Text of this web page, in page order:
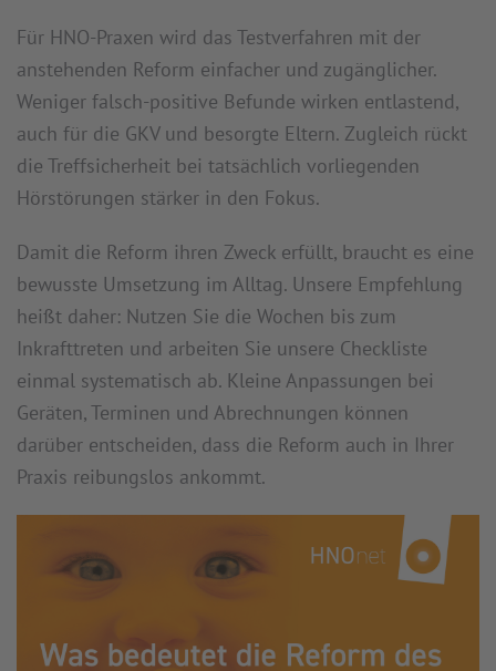
Für HNO-Praxen wird das Testverfahren mit der
anstehenden Reform einfacher und zugänglicher.
Weniger falsch-positive Befunde wirken entlastend,
auch für die GKV und besorgte Eltern. Zugleich rückt
die Treffsicherheit bei tatsächlich vorliegenden
Hörstörungen stärker in den Fokus.
Damit die Reform ihren Zweck erfüllt, braucht es eine
bewusste Umsetzung im Alltag. Unsere Empfehlung
heißt daher: Nutzen Sie die Wochen bis zum
Inkrafttreten und arbeiten Sie unsere Checkliste
einmal systematisch ab. Kleine Anpassungen bei
Geräten, Terminen und Abrechnungen können
darüber entscheiden, dass die Reform auch in Ihrer
Praxis reibungslos ankommt.